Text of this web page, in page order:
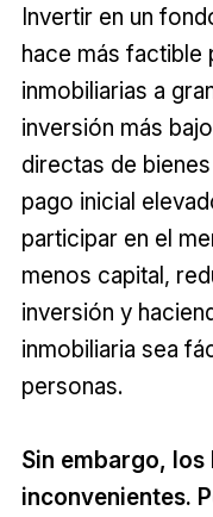
Invertir en un
hace más factible
inmobiliarias a
inversión más
directas de
pago inicial
participar en el
menos capital,
inversión y
inmobiliaria sea
personas.
Sin embargo, los
inconvenientes.